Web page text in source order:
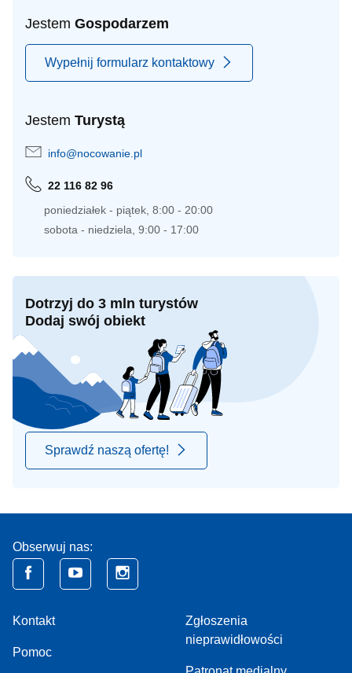
Jestem Gospodarzem
Wypełnij formularz kontaktowy
Jestem Turystą
info@nocowanie.pl
22 116 82 96
poniedziałek - piątek, 8:00 - 20:00
sobota - niedziela, 9:00 - 17:00
Dotrzyj do 3 mln turystów
Dodaj swój obiekt
Sprawdź naszą ofertę!
Obserwuj nas:
Kontakt
Pomoc
Zgłoszenia
nieprawidłowości